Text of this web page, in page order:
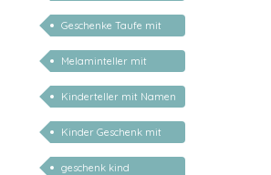
2 Jahre / 3 Jahre
Geschenke Taufe mit
Namen personalisiert
Melaminteller mit
Namen
Kinderteller mit Namen
personalisiert
Kinder Geschenk mit
Namen
geschenk kind